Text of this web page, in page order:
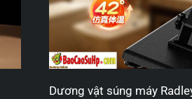
Dương vật súng máy